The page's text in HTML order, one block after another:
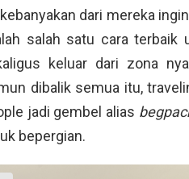
dari mereka
salah satu cara terbaik
keluar dari zona
dibalik semua itu,
jadi gembel alias
bepergian.